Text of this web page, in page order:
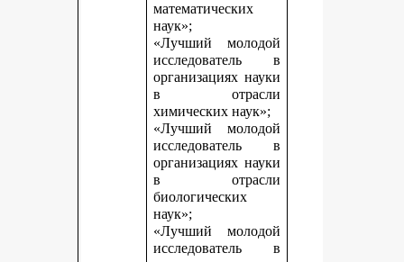
математических
наук»;
«Лучший молодой
исследователь в
организациях науки
в отрасли
химических наук»;
«Лучший молодой
исследователь в
организациях науки
в отрасли
биологических
наук»;
«Лучший молодой
исследователь в